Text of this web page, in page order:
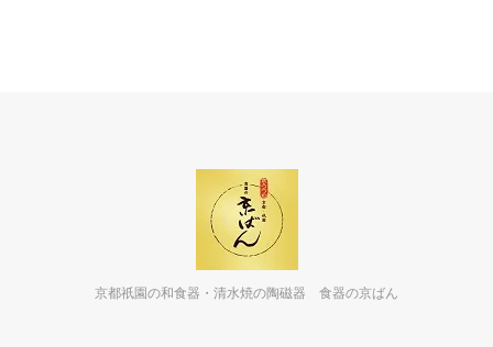
京都祇園の和食器・清水焼の陶磁器 食器の京ばん